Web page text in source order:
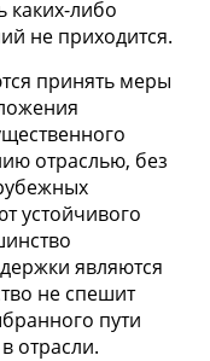
каких-либо
не приходится.
принять меры
отраслью, без
устойчивого
являются
не спешит
пути
отрасли.